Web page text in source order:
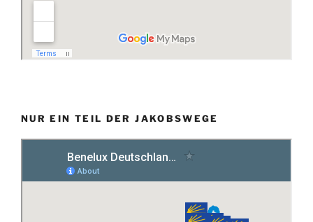
NUR EIN TEIL DER JAKOBSWEGE